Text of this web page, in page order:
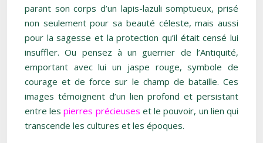
parant son corps d’un lapis-lazuli somptueux, prisé
non seulement pour sa beauté céleste, mais aussi
pour la sagesse et la protection qu’il était censé lui
insuffler. Ou pensez à un guerrier de l’Antiquité,
emportant avec lui un jaspe rouge, symbole de
courage et de force sur le champ de bataille. Ces
images témoignent d’un lien profond et persistant
entre lespierres précieuses et le pouvoir, un lien qui
transcende les cultures et les époques.